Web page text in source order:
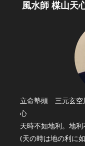
風水師 楳山天
立命塾頭 三元玄
心
天時不如地利。地利
(天の時は地の利に